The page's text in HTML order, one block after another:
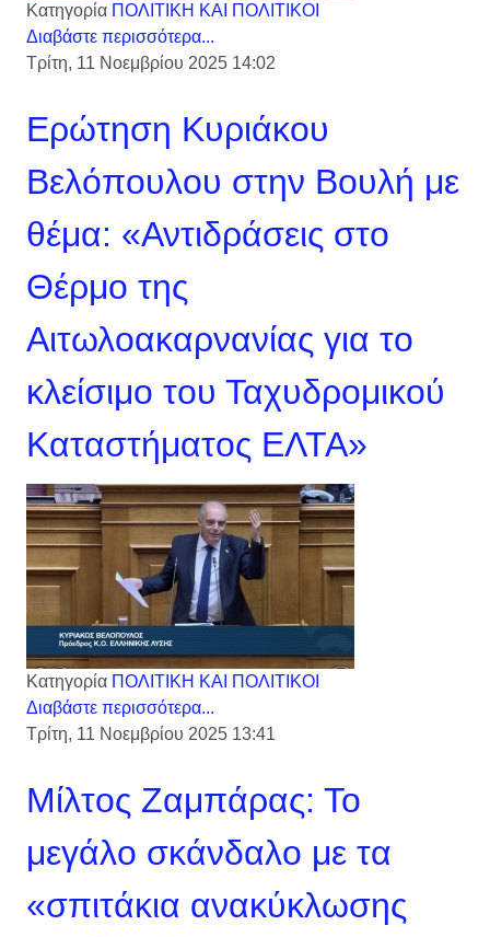
Κατηγορία ΠΟΛΙΤΙΚΗ ΚΑΙ ΠΟΛΙΤΙΚΟΙ
Διαβάστε περισσότερα...
Τρίτη, 11 Νοεμβρίου 2025 14:02
Ερώτηση Κυριάκου
Βελόπουλου στην Βουλή με
θέμα: «Αντιδράσεις στο
Θέρμο της
Αιτωλοακαρνανίας για το
κλείσιμο του Ταχυδρομικού
Καταστήματος ΕΛΤΑ»
Κατηγορία ΠΟΛΙΤΙΚΗ ΚΑΙ ΠΟΛΙΤΙΚΟΙ
Διαβάστε περισσότερα...
Τρίτη, 11 Νοεμβρίου 2025 13:41
Μίλτος Ζαμπάρας: Το
μεγάλο σκάνδαλο με τα
«σπιτάκια ανακύκλωσης